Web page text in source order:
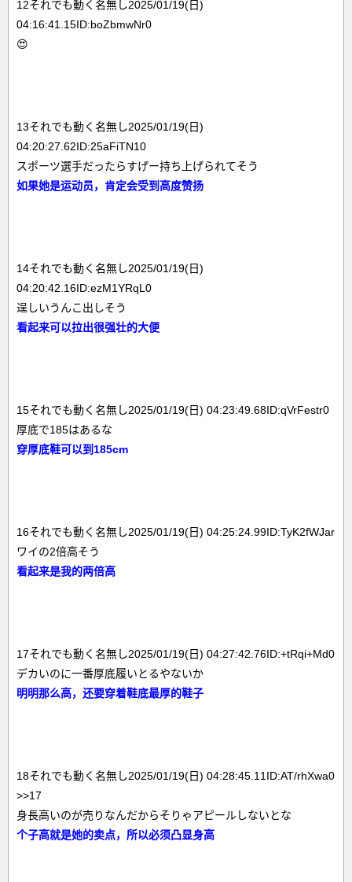
12それでも動く名無し2025/01/19(日)
04:16:41.15ID:boZbmwNr0
😍
13それでも動く名無し2025/01/19(日)
04:20:27.62ID:25aFiTN10
スポーツ選手だったらすげー持ち上げられてそう
如果她是运动员，肯定会受到高度赞扬
14それでも動く名無し2025/01/19(日)
04:20:42.16ID:ezM1YRqL0
逞しいうんこ出しそう
看起来可以拉出很强壮的大便
15それでも動く名無し2025/01/19(日) 04:23:49.68ID:qVrFestr0
厚底で185はあるな
穿厚底鞋可以到185cm
16それでも動く名無し2025/01/19(日) 04:25:24.99ID:TyK2fWJar
ワイの2倍高そう
看起来是我的两倍高
17それでも動く名無し2025/01/19(日) 04:27:42.76ID:+tRqi+Md0
デカいのに一番厚底履いとるやないか
明明那么高，还要穿着鞋底最厚的鞋子
18それでも動く名無し2025/01/19(日) 04:28:45.11ID:AT/rhXwa0
>>17
身長高いのが売りなんだからそりゃアピールしないとな
个子高就是她的卖点，所以必须凸显身高